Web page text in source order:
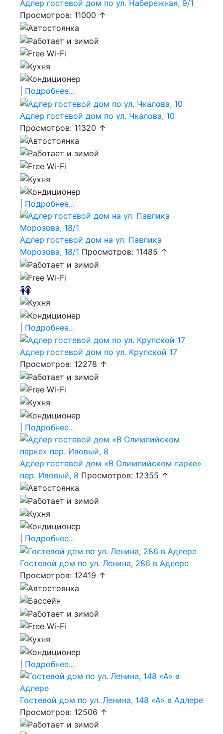
Адлер гостевой дом по ул. Набережная, 9/1
Просмотров: 11000 ↑
Подробнее...
Адлер гостевой дом по ул. Чкалова, 10
Просмотров: 11320 ↑
Подробнее...
Адлер гостевой дом на ул. Павлика
Морозова, 18/1 Просмотров: 11485 ↑
Подробнее...
Адлер гостевой дом по ул. Крупской 17
Просмотров: 12278 ↑
Подробнее...
Адлер гостевой дом «В Олимпийском парке»
пер. Ивовый, 8 Просмотров: 12355 ↑
Подробнее...
Гостевой дом по ул. Ленина, 286 в Адлере
Просмотров: 12419 ↑
Подробнее...
Гостевой дом по ул. Ленина, 148 «А» в Адлере
Просмотров: 12506 ↑